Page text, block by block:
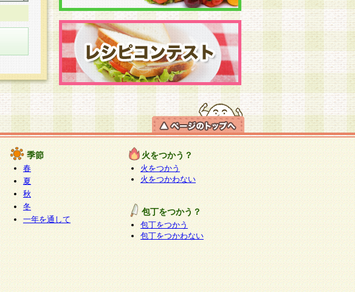
季節
春
夏
秋
冬
一年を通して
火をつかう？
火をつかう
火をつかわない
包丁をつかう？
包丁をつかう
包丁をつかわない